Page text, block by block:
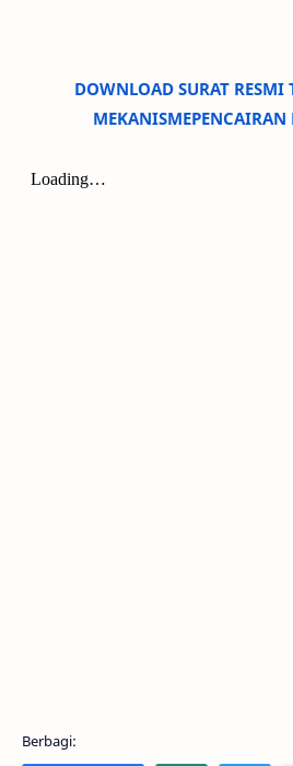
DOWNLOAD SURAT RESMI
MEKANISMEPENCAIRAN